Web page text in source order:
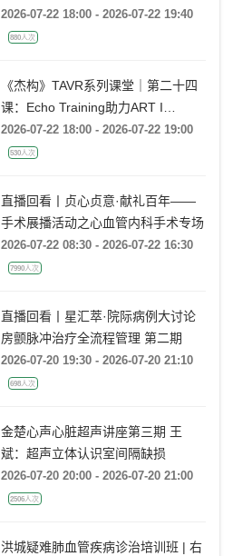
2026-07-22 18:00 - 2026-07-22 19:40
880人次
《杰构》TAVR系列课堂｜第二十四
课：Echo Training助力ART I
Rebecca T. Hahn教授《主动脉瓣反
流的超声培训：从病理机制到临床诊
2026-07-22 18:00 - 2026-07-22 19:00
530人次
直播回看丨贞心贞意·献礼百年——
手术展播活动之心血管内科手术专场
2026-07-22 08:30 - 2026-07-22 16:30
7990人次
直播回看丨星汇萃·院际病例大讨论
房颤脉冲治疗全流程管理 第二期
2026-07-20 19:30 - 2026-07-20 21:10
698人次
金楚心声心脏超声讲座第三期 王
斌：超声立体认识室间隔缺损
2026-07-20 20:00 - 2026-07-20 21:00
2506人次
洪城疑难肺血管疾病诊治培训班 | 右